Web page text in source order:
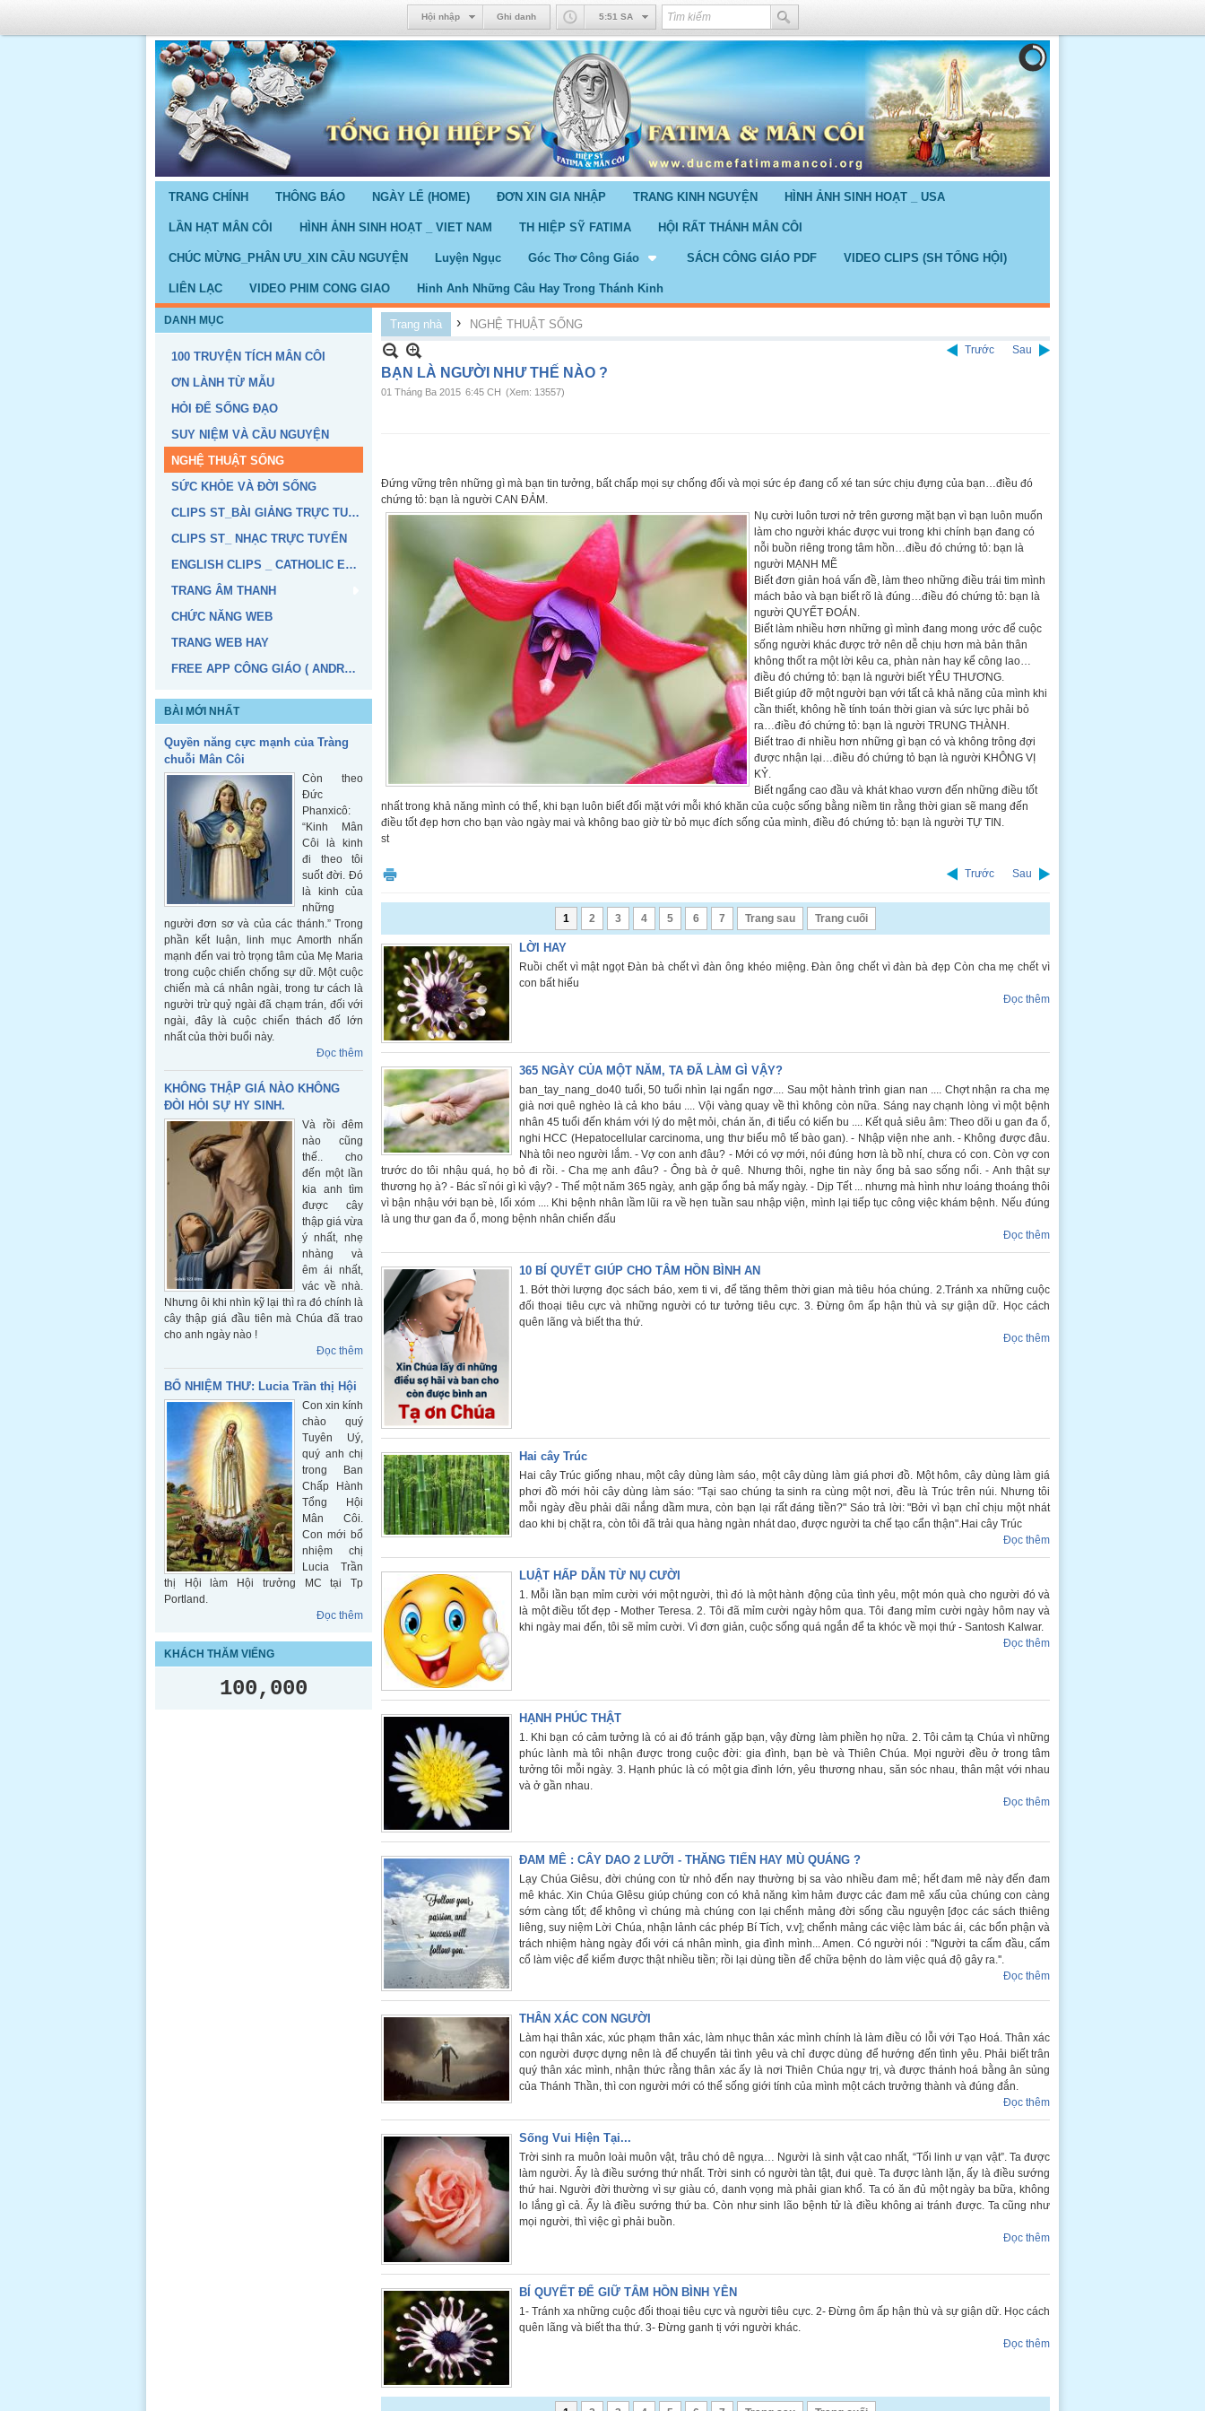
Hội nhập Ghi danh 5:51 SA
TRANG CHÍNH THÔNG BÁO NGÀY LỂ (HOME) ĐƠN XIN GIA NHẬP TRANG KINH NGUYỆN HÌNH ẢNH SINH HOẠT _ USA
LẦN HẠT MÂN CÔI HÌNH ẢNH SINH HOẠT _ VIET NAM TH HIỆP SỸ FATIMA HỘI RẤT THÁNH MÂN CÔI
CHÚC MỪNG_PHÂN ƯU_XIN CẦU NGUYỆN Luyện Ngục Góc Thơ Công Giáo SÁCH CÔNG GIÁO PDF VIDEO CLIPS (SH TỔNG HỘI)
LIÊN LẠC VIDEO PHIM CONG GIAO Hinh Anh Những Câu Hay Trong Thánh Kinh
DANH MỤC
100 TRUYỆN TÍCH MÂN CÔI
ƠN LÀNH TỪ MẪU
HỎI ĐỂ SỐNG ĐẠO
SUY NIỆM VÀ CẦU NGUYỆN
NGHỆ THUẬT SỐNG
SỨC KHỎE VÀ ĐỜI SỐNG
CLIPS ST_BÀI GIẢNG TRỰC TUYẾN
CLIPS ST_ NHẠC TRỰC TUYẾN
ENGLISH CLIPS _ CATHOLIC EDUCATION
TRANG ÂM THANH
CHỨC NĂNG WEB
TRANG WEB HAY
FREE APP CÔNG GIÁO ( ANDROID, IOS)
BÀI MỚI NHẤT
Quyền năng cực mạnh của Tràng
chuỗi Mân Côi
Còn theo
Đức
Phanxicô:
“Kinh Mân
Côi là kinh
đi theo tôi
suốt đời. Đó
là kinh của
những
người đơn sơ và của các thánh.” Trong
phần kết luận, linh mục Amorth nhấn
mạnh đến vai trò trọng tâm của Mẹ Maria
trong cuộc chiến chống sự dữ. Một cuộc
chiến mà cá nhân ngài, trong tư cách là
người trừ quỷ ngài đã chạm trán, đối với
ngài, đây là cuộc chiến thách đố lớn
nhất của thời buổi này.
Đọc thêm
KHÔNG THẬP GIÁ NÀO KHÔNG
ĐÒI HỎI SỰ HY SINH.
Và rồi đêm
nào cũng
thế.. cho
đến một lần
kia anh tìm
được cây
thập giá vừa
ý nhất, nhẹ
nhàng và
êm ái nhất,
vác về nhà.
Nhưng ôi khi nhìn kỹ lại thì ra đó chính là
cây thập giá đầu tiên mà Chúa đã trao
cho anh ngày nào !
Đọc thêm
BỔ NHIỆM THƯ: Lucia Trần thị Hội
Con xin kính
chào quý
Tuyên Uý,
quý anh chị
trong Ban
Chấp Hành
Tổng Hội
Mân Côi.
Con mới bổ
nhiệm chị
Lucia Trần
thị Hội làm Hội trưởng MC tại Tp
Portland.
Đọc thêm
KHÁCH THĂM VIẾNG
100,000
Trang nhà › NGHỆ THUẬT SỐNG
Trước Sau
BẠN LÀ NGƯỜI NHƯ THẾ NÀO ?
01 Tháng Ba 2015 6:45 CH (Xem: 13557)
Đứng vững trên những gì mà bạn tin tưởng, bất chấp mọi sự chống đối và mọi sức ép đang cố xé tan sức chịu đựng của bạn…điều đó
chứng tỏ: bạn là người CAN ĐẢM.
Nụ cười luôn tươi nở trên gương mặt bạn vì bạn luôn muốn
làm cho người khác được vui trong khi chính bạn đang có
nỗi buồn riêng trong tâm hồn…điều đó chứng tỏ: bạn là
người MẠNH MẼ
Biết đơn giản hoá vấn đề, làm theo những điều trái tim mình
mách bảo và bạn biết rõ là đúng…điều đó chứng tỏ: bạn là
người QUYẾT ĐOÁN.
Biết làm nhiều hơn những gì mình đang mong ước để cuộc
sống người khác được trở nên dễ chịu hơn mà bản thân
không thốt ra một lời kêu ca, phàn nàn hay kể công lao…
điều đó chứng tỏ: bạn là người biết YÊU THƯƠNG.
Biết giúp đỡ một người bạn với tất cả khả năng của mình khi
cần thiết, không hề tính toán thời gian và sức lực phải bỏ
ra…điều đó chứng tỏ: bạn là người TRUNG THÀNH.
Biết trao đi nhiều hơn những gì bạn có và không trông đợi
được nhận lại…điều đó chứng tỏ bạn là người KHÔNG VỊ
KỶ.
Biết ngẩng cao đầu và khát khao vươn đến những điều tốt
nhất trong khả năng mình có thể, khi bạn luôn biết đối mặt với mỗi khó khăn của cuộc sống bằng niềm tin rằng thời gian sẽ mang đến
điều tốt đẹp hơn cho bạn vào ngày mai và không bao giờ từ bỏ mục đích sống của mình, điều đó chứng tỏ: bạn là người TỰ TIN.
st
Trước Sau
1 2 3 4 5 6 7 Trang sau Trang cuối
LỜI HAY
Ruồi chết vì mật ngọt Đàn bà chết vì đàn ông khéo miệng. Đàn ông chết vì đàn bà đẹp Còn cha mẹ chết vì
con bất hiếu
Đọc thêm
365 NGÀY CỦA MỘT NĂM, TA ĐÃ LÀM GÌ VẬY?
ban_tay_nang_do40 tuổi, 50 tuổi nhìn lại ngẩn ngơ.... Sau một hành trình gian nan .... Chợt nhận ra cha mẹ
già nơi quê nghèo là cả kho báu .... Vội vàng quay về thì không còn nữa. Sáng nay chạnh lòng vì một bệnh
nhân 45 tuổi đến khám với lý do mệt mỏi, chán ăn, đi tiểu có kiến bu .... Kết quả siêu âm: Theo dõi u gan đa ổ,
nghi HCC (Hepatocellular carcinoma, ung thư biểu mô tế bào gan). - Nhập viện nhe anh. - Không được đâu.
Nhà tôi neo người lắm. - Vợ con anh đâu? - Mới có vợ mới, nói đúng hơn là bồ nhí, chưa có con. Còn vợ con
trước do tôi nhậu quá, họ bỏ đi rồi. - Cha mẹ anh đâu? - Ông bà ở quê. Nhưng thôi, nghe tin này ổng bả sao sống nổi. - Anh thật sự
thương họ à? - Bác sĩ nói gì kì vậy? - Thế một năm 365 ngày, anh gặp ổng bả mấy ngày. - Dịp Tết ... nhưng mà hình như loáng thoáng thôi
vì bận nhậu với bạn bè, lối xóm .... Khi bệnh nhân lầm lũi ra về hẹn tuần sau nhập viện, mình lại tiếp tục công việc khám bệnh. Nếu đúng
là ung thư gan đa ổ, mong bệnh nhân chiến đấu
Đọc thêm
10 BÍ QUYẾT GIÚP CHO TÂM HỒN BÌNH AN
1. Bớt thời lượng đọc sách báo, xem ti vi, để tăng thêm thời gian mà tiêu hóa chúng. 2.Tránh xa những cuộc
đối thoại tiêu cực và những người có tư tưởng tiêu cực. 3. Đừng ôm ấp hận thù và sự giận dữ. Học cách
quên lãng và biết tha thứ.
Đọc thêm
Hai cây Trúc
Hai cây Trúc giống nhau, một cây dùng làm sáo, một cây dùng làm giá phơi đồ. Một hôm, cây dùng làm giá
phơi đồ mới hỏi cây dùng làm sáo: "Tại sao chúng ta sinh ra cùng một nơi, đều là Trúc trên núi. Nhưng tôi
mỗi ngày đều phải dãi nắng dầm mưa, còn bạn lại rất đáng tiền?" Sáo trả lời: "Bởi vì bạn chỉ chịu một nhát
dao khi bị chặt ra, còn tôi đã trải qua hàng ngàn nhát dao, được người ta chế tạo cẩn thận".Hai cây Trúc
Đọc thêm
LUẬT HẤP DẪN TỪ NỤ CƯỜI
1. Mỗi lần bạn mỉm cười với một người, thì đó là một hành động của tình yêu, một món quà cho người đó và
là một điều tốt đẹp - Mother Teresa. 2. Tôi đã mỉm cười ngày hôm qua. Tôi đang mỉm cười ngày hôm nay và
khi ngày mai đến, tôi sẽ mỉm cười. Vì đơn giản, cuộc sống quá ngắn để ta khóc về mọi thứ - Santosh Kalwar.
Đọc thêm
HẠNH PHÚC THẬT
1. Khi bạn có cảm tưởng là có ai đó tránh gặp bạn, vậy đừng làm phiền họ nữa. 2. Tôi cảm tạ Chúa vì những
phúc lành mà tôi nhận được trong cuộc đời: gia đình, bạn bè và Thiên Chúa. Mọi người đều ở trong tâm
tưởng tôi mỗi ngày. 3. Hạnh phúc là có một gia đình lớn, yêu thương nhau, săn sóc nhau, thân mật với nhau
và ở gần nhau.
Đọc thêm
ĐAM MÊ : CÂY DAO 2 LƯỠI - THĂNG TIẾN HAY MÙ QUÁNG ?
Lạy Chúa Giêsu, đời chúng con từ nhỏ đến nay thường bị sa vào nhiều đam mê; hết đam mê này đến đam
mê khác. Xin Chúa GIêsu giúp chúng con có khả năng kìm hảm được các đam mê xấu của chúng con càng
sớm càng tốt; để không vì chúng mà chúng con lại chểnh mảng đời sống cầu nguyện [đọc các sách thiêng
liêng, suy niệm Lời Chúa, nhận lảnh các phép Bí Tích, v.v]; chểnh mảng các việc làm bác ái, các bổn phận và
trách nhiệm hàng ngày đối với cá nhân mình, gia đình mình... Amen. Có người nói : ''Người ta cấm đầu, cấm
cổ làm việc để kiếm được thật nhiều tiền; rồi lại dùng tiền để chữa bệnh do làm việc quá độ gây ra.''.
Đọc thêm
THÂN XÁC CON NGƯỜI
Làm hại thân xác, xúc phạm thân xác, làm nhục thân xác mình chính là làm điều có lỗi với Tạo Hoá. Thân xác
con người được dựng nên là để chuyển tải tình yêu và chỉ được dùng để hướng đến tình yêu. Phải biết trân
quý thân xác mình, nhận thức rằng thân xác ấy là nơi Thiên Chúa ngự trị, và được thánh hoá bằng ân sủng
của Thánh Thần, thì con người mới có thể sống giới tính của mình một cách trưởng thành và đúng đắn.
Đọc thêm
Sống Vui Hiện Tại...
Trời sinh ra muôn loài muôn vật, trâu chó dê ngựa… Người là sinh vật cao nhất, “Tối linh ư vạn vật”. Ta được
làm người. Ấy là điều sướng thứ nhất. Trời sinh có người tàn tật, đui què. Ta được lành lặn, ấy là điều sướng
thứ hai. Người đời thường vì sự giàu có, danh vọng mà phải gian khổ. Ta có ăn đủ một ngày ba bữa, không
lo lắng gì cả. Ấy là điều sướng thứ ba. Còn như sinh lão bệnh tử là điều không ai tránh được. Ta cũng như
mọi người, thì việc gì phải buồn.
Đọc thêm
BÍ QUYẾT ĐỂ GIỮ TÂM HỒN BÌNH YÊN
1- Tránh xa những cuộc đối thoại tiêu cực và người tiêu cực. 2- Đừng ôm ấp hận thù và sự giận dữ. Học cách
quên lãng và biết tha thứ. 3- Đừng ganh tị với người khác.
Đọc thêm